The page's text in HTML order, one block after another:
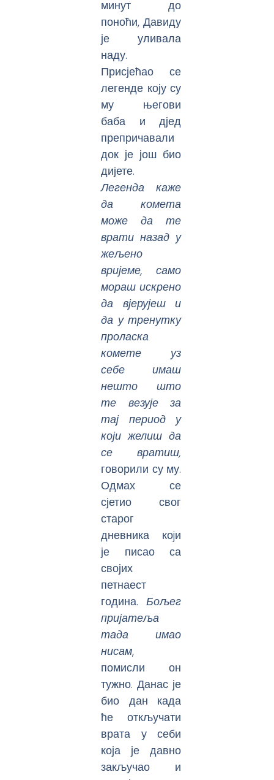
минут до
поноћи, Давиду
је уливала
наду.
Присјећао се
легенде коју су
му његови
баба и дјед
препричавали
док је још био
дијете.
Легенда каже
да комета
може да те
врати назад у
жељено
вријеме, само
мораш искрено
да вјерујеш и
да у тренутку
проласка
комете уз
себе имаш
нешто што
те везује за
тај период у
који желиш да
се вратиш,
говорили су му.
Одмах се
сјетио свог
старог
дневника коjи
је писао са
својих
петнаест
година.Бољег
пријатеља
тада имао
нисам,
помисли он
тужно. Данас је
био дан када
ће откључати
врата у себи
која је давно
закључао и